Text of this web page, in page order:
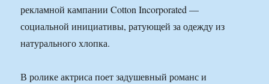
рекламной кампании Cotton Incorporated —
социальной инициативы, ратующей за одежду из
натурального хлопка.
В ролике актриса поет задушевный романс и